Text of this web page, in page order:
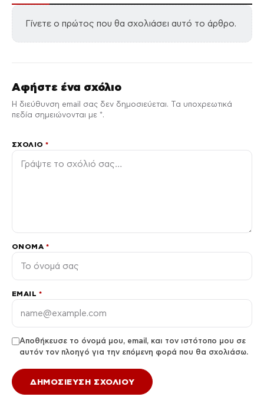
Γίνετε ο πρώτος που θα σχολιάσει αυτό το άρθρο.
Αφήστε ένα σχόλιο
Η διεύθυνση email σας δεν δημοσιεύεται. Τα υποχρεωτικά
πεδία σημειώνονται με *.
ΣΧΌΛΙΟ*
ΌΝΟΜΑ *
EMAIL *
Αποθήκευσε το όνομά μου, email, και τον ιστότοπο μου σε
αυτόν τον πλοηγό για την επόμενη φορά που θα σχολιάσω.